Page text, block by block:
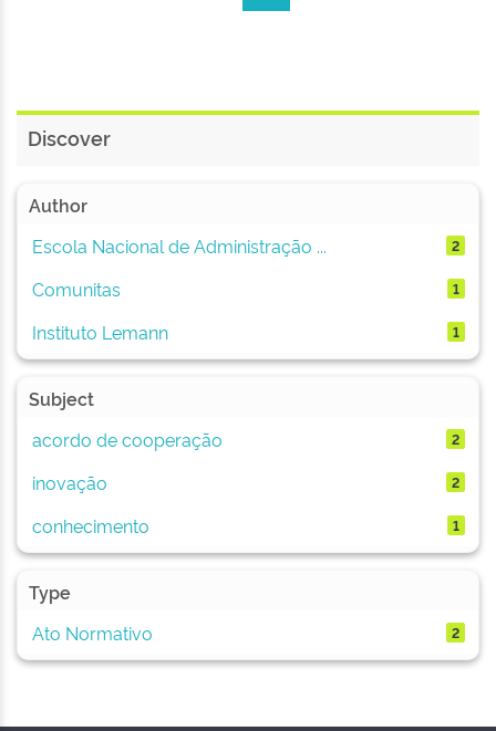
Discover
Author
Escola Nacional de Administração ...
2
Comunitas 1
Instituto Lemann 1
Subject
acordo de cooperação
2
inovação 2
conhecimento 1
Type
Ato Normativo
2